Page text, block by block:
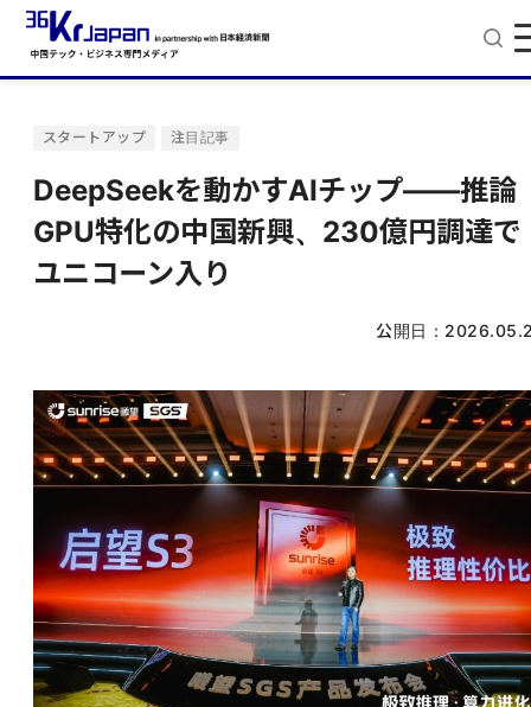
スタートアップ 注目記事
DeepSeekを動かすAIチップ——推論
GPU特化の中国新興、230億円調達で
ユニコーン入り
公開日：